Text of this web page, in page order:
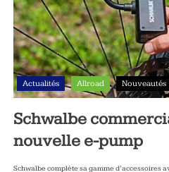
Actualités Allroad Nouveautés
Schwalbe
nouvelle e-pump
Schwalbe complète sa gamme d’accessoires